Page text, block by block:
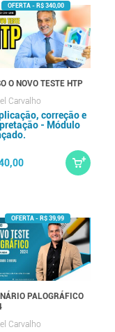
O NOVO TESTE HTP
Carvalho
correção e
- Módulo
PALOGRÁFICO
Carvalho